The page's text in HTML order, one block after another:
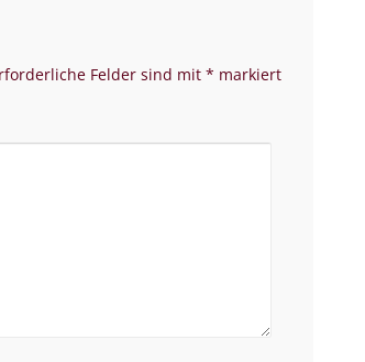
Felder sind mit * markiert